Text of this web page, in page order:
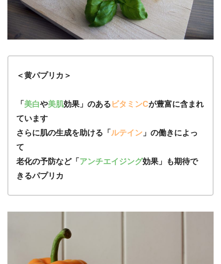
＜黄パプリカ＞
「 美白や美肌効果」のある ビタミンCが豊富に含まれ
ています
さらに肌の生成を助ける「 ルテイン 」の働きによっ
て
老化の予防など「 アンチエイジング効果」も期待で
きるパプリカ